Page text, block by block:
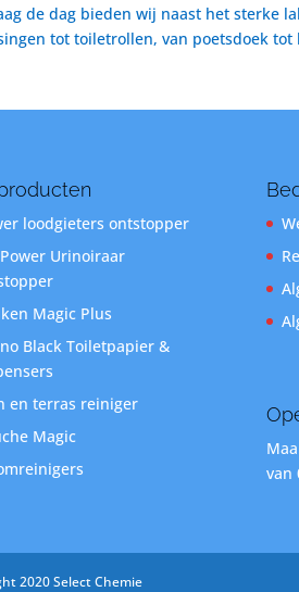
de dag bieden wij naast het sterke
tot toiletrollen, van poetsdoek
loodgieters ontstopper
Urinoiraar
Magic Plus
Black Toiletpapier &
en terras reiniger
Magic
van
2020 Select Chemie